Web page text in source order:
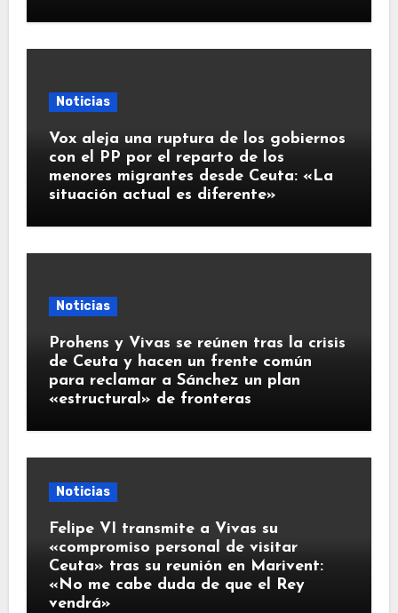
Noticias
Vox aleja una ruptura de los gobiernos
con el PP por el reparto de los
menores migrantes desde Ceuta: «La
situación actual es diferente»
Noticias
Prohens y Vivas se reúnen tras la crisis
de Ceuta y hacen un frente común
para reclamar a Sánchez un plan
«estructural» de fronteras
Noticias
Felipe VI transmite a Vivas su
«compromiso personal de visitar
Ceuta» tras su reunión en Marivent:
«No me cabe duda de que el Rey
vendrá»